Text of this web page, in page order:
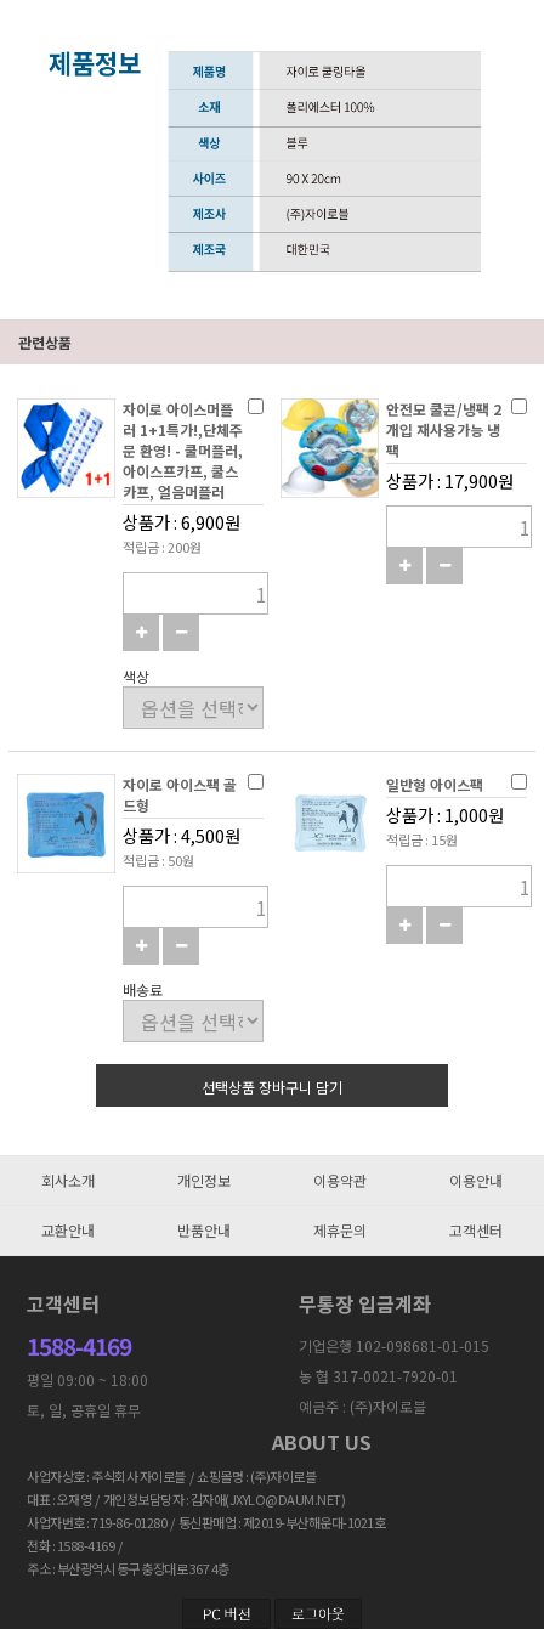
관련상품
자이로 아이스머플
러 1+1특가!,단체주
문 환영! - 쿨머플러,
아이스프카프, 쿨스
카프, 얼음머플러
상품가 : 6,900원
적립금 : 200원
색상
안전모 쿨콘/냉팩 2
개입 재사용가능 냉
팩
상품가 : 17,900원
자이로 아이스팩 골
드형
상품가 : 4,500원
적립금 : 50원
배송료
일반형 아이스팩
상품가 : 1,000원
적립금 : 15원
선택상품 장바구니 담기
회사소개 개인정보 이용약관 이용안내
교환안내 반품안내 제휴문의 고객센터
고객센터
1588-4169
평일 09:00 ~ 18:00
토, 일, 공휴일 휴무
무통장 입금계좌
기업은행 102-098681-01-015
농 협 317-0021-7920-01
예금주 : (주)자이로블
ABOUT US
사업자상호 : 주식회사 자이로블 / 쇼핑몰명 : (주)자이로블
대표 : 오재영 / 개인정보담당자 : 김자애(JXYLO@DAUM.NET)
사업자번호 : 719-86-01280 / 통신판매업 : 제2019-부산해운대-1021호
전화 : 1588-4169 /
주소 : 부산광역시 동구 충장대로 367 4층